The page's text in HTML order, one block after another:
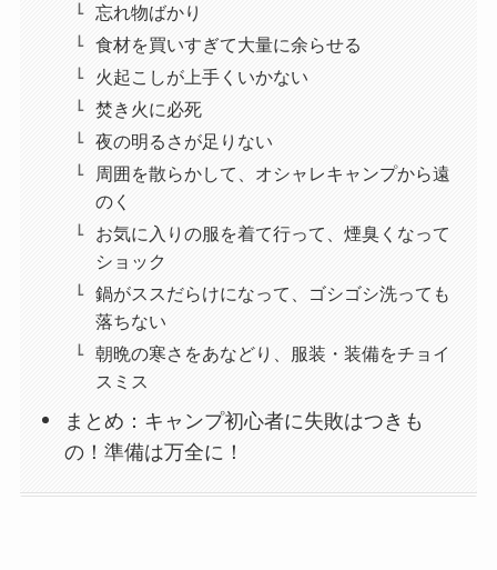
忘れ物ばかり
食材を買いすぎて大量に余らせる
火起こしが上手くいかない
焚き火に必死
夜の明るさが足りない
周囲を散らかして、オシャレキャンプから遠
のく
お気に入りの服を着て行って、煙臭くなって
ショック
鍋がススだらけになって、ゴシゴシ洗っても
落ちない
朝晩の寒さをあなどり、服装・装備をチョイ
スミス
まとめ：キャンプ初心者に失敗はつきも
の！準備は万全に！